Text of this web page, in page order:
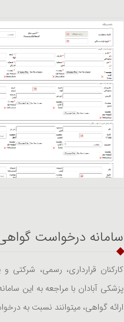
سامانه درخواست
کارکنان قرارداری، رسمی، شرکتی
پزشکی آبادان با مراجعه به این
ارائه گواهی، میتوانند نسبت به